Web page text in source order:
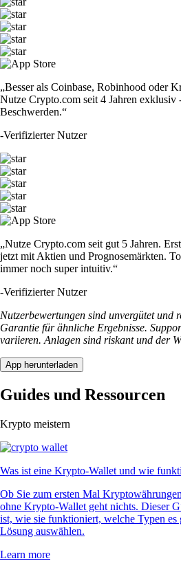
„Besser als Coinbase, Robinhood oder
Nutze Crypto.com seit 4 Jahren exklusiv
Beschwerden.“
-Verifizierter Nutzer
„Nutze Crypto.com seit gut 5 Jahren.
jetzt mit Aktien und Prognosemärkten.
immer noch super intuitiv.“
-Verifizierter Nutzer
Nutzerbewertungen sind unvergütet und
Garantie für ähnliche Ergebnisse.
variieren. Anlagen sind riskant und der
App herunterladen
Guides und Ressourcen
Krypto meistern
Was ist eine Krypto-Wallet und wie
Ob Sie zum ersten Mal
ohne Krypto-Wallet geht nichts. Dieser
ist, wie sie funktioniert, welche Typen es
Lösung auswählen.
Learn more